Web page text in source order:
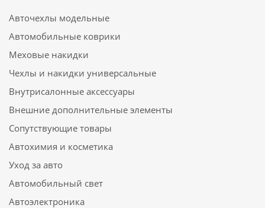
Авточехлы модельные
Автомобильные коврики
Меховые накидки
Чехлы и накидки универсальные
Внутрисалонные аксессуары
Внешние дополнительные элементы
Сопутствующие товары
Автохимия и косметика
Уход за авто
Автомобильный свет
Автоэлектроника